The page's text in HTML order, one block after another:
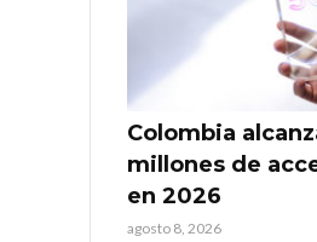
Colombia
millones de
en 2026
agosto 8, 2026